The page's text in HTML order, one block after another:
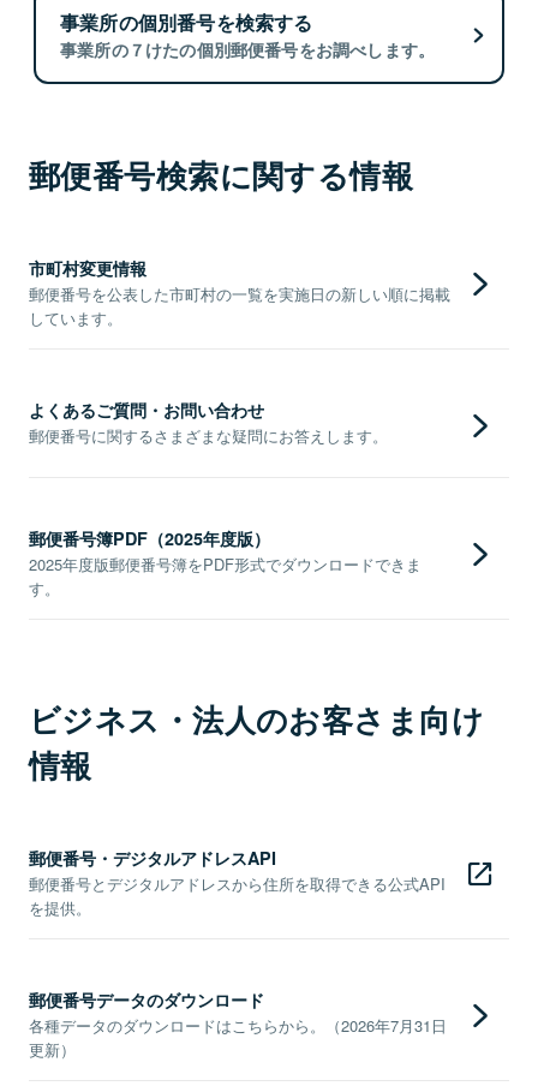
事業所の個別番号を検索する
事業所の７けたの個別郵便番号をお調べします。
郵便番号検索に関する情報
市町村変更情報
郵便番号を公表した市町村の一覧を実施日の新しい順に掲載
しています。
よくあるご質問・お問い合わせ
郵便番号に関するさまざまな疑問にお答えします。
郵便番号簿PDF（2025年度版）
2025年度版郵便番号簿をPDF形式でダウンロードできま
す。
ビジネス・法人のお客さま向け
情報
郵便番号・デジタルアドレスAPI
郵便番号とデジタルアドレスから住所を取得できる公式API
を提供。
郵便番号データのダウンロード
各種データのダウンロードはこちらから。（2026年7月31日
更新）